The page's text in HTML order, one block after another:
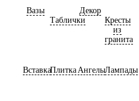
Вазы
Таблички
Декор
Кресты
из
гранита
ВставкаПлитка АнгелыЛампады